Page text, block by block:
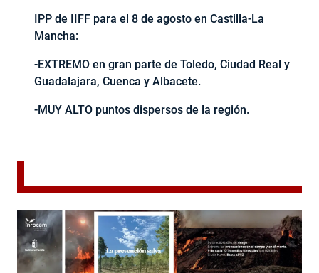
IPP de IIFF para el 8 de agosto en Castilla-La
Mancha:
-EXTREMO en gran parte de Toledo, Ciudad Real y
Guadalajara, Cuenca y Albacete.
-MUY ALTO puntos dispersos de la región.